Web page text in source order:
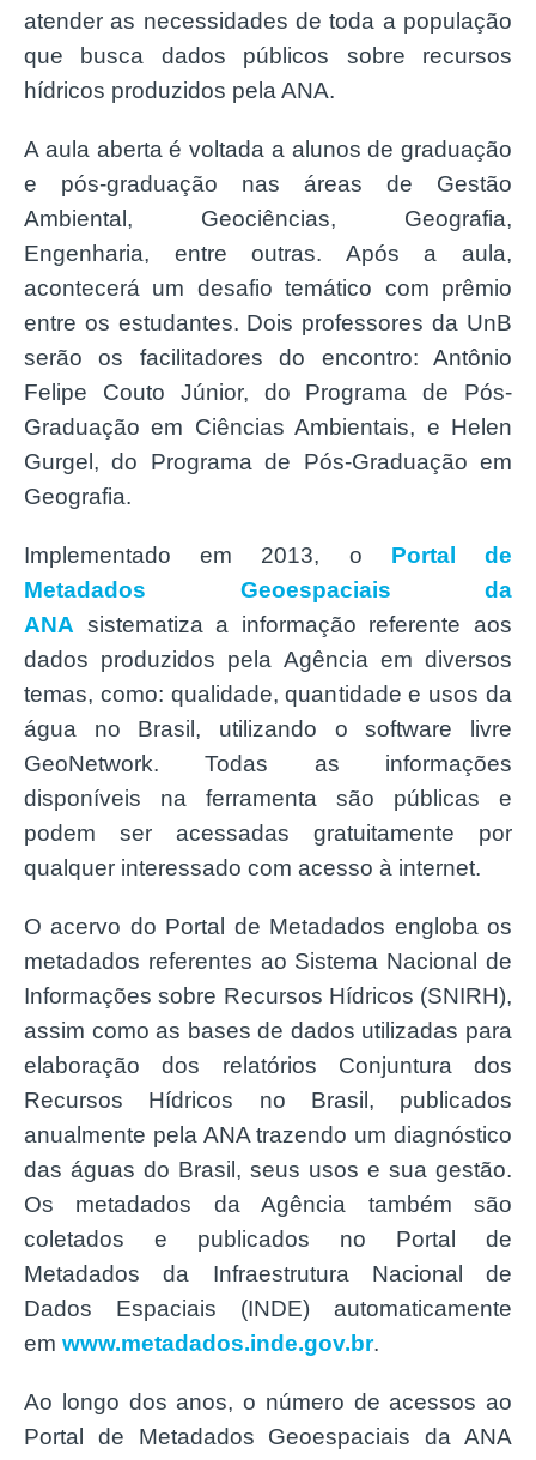
atender as necessidades de toda a população
que busca dados públicos sobre recursos
hídricos produzidos pela ANA.
A aula aberta é voltada a alunos de graduação
e pós-graduação nas áreas de Gestão
Ambiental, Geociências, Geografia,
Engenharia, entre outras. Após a aula,
acontecerá um desafio temático com prêmio
entre os estudantes. Dois professores da UnB
serão os facilitadores do encontro: Antônio
Felipe Couto Júnior, do Programa de Pós-
Graduação em Ciências Ambientais, e Helen
Gurgel, do Programa de Pós-Graduação em
Geografia.
Implementado em 2013, o Portal de
Metadados Geoespaciais da
ANA sistematiza a informação referente aos
dados produzidos pela Agência em diversos
temas, como: qualidade, quantidade e usos da
água no Brasil, utilizando o software livre
GeoNetwork. Todas as informações
disponíveis na ferramenta são públicas e
podem ser acessadas gratuitamente por
qualquer interessado com acesso à internet.
O acervo do Portal de Metadados engloba os
metadados referentes ao Sistema Nacional de
Informações sobre Recursos Hídricos (SNIRH),
assim como as bases de dados utilizadas para
elaboração dos relatórios Conjuntura dos
Recursos Hídricos no Brasil, publicados
anualmente pela ANA trazendo um diagnóstico
das águas do Brasil, seus usos e sua gestão.
Os metadados da Agência também são
coletados e publicados no Portal de
Metadados da Infraestrutura Nacional de
Dados Espaciais (INDE) automaticamente
em www.metadados.inde.gov.br.
Ao longo dos anos, o número de acessos ao
Portal de Metadados Geoespaciais da ANA